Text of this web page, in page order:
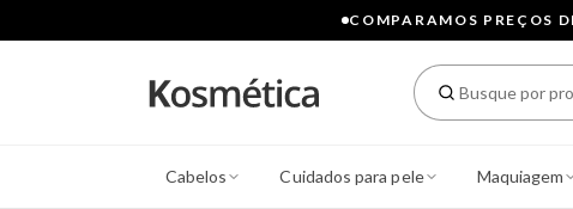
COMPARAMOS PREÇOS
Cabelos Cuidados para pele Maquiagem